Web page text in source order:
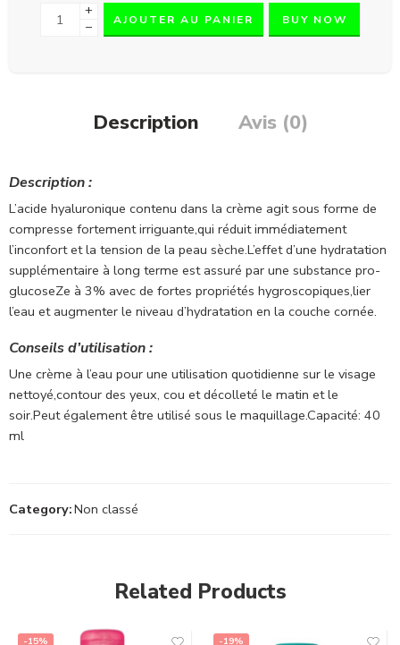
+
−
AJOUTER AU PANIER BUY NOW
Description Avis (0)
Description :
L’acide hyaluronique contenu dans la crème agit sous forme de
compresse fortement irriguante,qui réduit immédiatement
l’inconfort et la tension de la peau sèche.L’effet d’une hydratation
supplémentaire à long terme est assuré par une substance pro-
glucoseZe à 3% avec de fortes propriétés hygroscopiques,lier
l’eau et augmenter le niveau d’hydratation en la couche cornée.
Conseils d’utilisation :
Une crème à l’eau pour une utilisation quotidienne sur le visage
nettoyé,contour des yeux, cou et décolleté le matin et le
soir.Peut également être utilisé sous le maquillage.Capacité: 40
ml
Category:Non classé
Related Products
-15% -19%